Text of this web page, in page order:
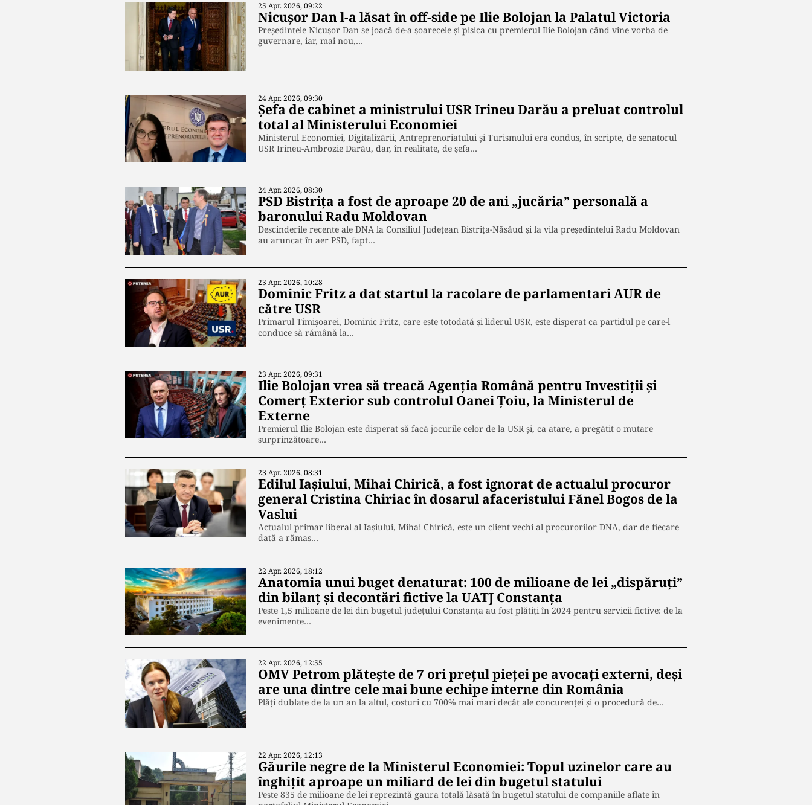
25 Apr. 2026, 09:22
Nicușor Dan l-a lăsat în off-side pe Ilie Bolojan la Palatul Victoria
Președintele Nicușor Dan se joacă de-a șoarecele și pisica cu premierul Ilie Bolojan când vine vorba de
guvernare, iar, mai nou,…
24 Apr. 2026, 09:30
Șefa de cabinet a ministrului USR Irineu Darău a preluat controlul
total al Ministerului Economiei
Ministerul Economiei, Digitalizării, Antreprenoriatului și Turismului era condus, în scripte, de senatorul
USR Irineu-Ambrozie Darău, dar, în realitate, de șefa…
24 Apr. 2026, 08:30
PSD Bistrița a fost de aproape 20 de ani „jucăria” personală a
baronului Radu Moldovan
Descinderile recente ale DNA la Consiliul Județean Bistrița-Năsăud și la vila președintelui Radu Moldovan
au aruncat în aer PSD, fapt…
23 Apr. 2026, 10:28
Dominic Fritz a dat startul la racolare de parlamentari AUR de
către USR
Primarul Timișoarei, Dominic Fritz, care este totodată și liderul USR, este disperat ca partidul pe care-l
conduce să rămână la…
23 Apr. 2026, 09:31
Ilie Bolojan vrea să treacă Agenția Română pentru Investiții și
Comerț Exterior sub controlul Oanei Țoiu, la Ministerul de
Externe
Premierul Ilie Bolojan este disperat să facă jocurile celor de la USR și, ca atare, a pregătit o mutare
surprinzătoare…
23 Apr. 2026, 08:31
Edilul Iașiului, Mihai Chirică, a fost ignorat de actualul procuror
general Cristina Chiriac în dosarul afaceristului Fănel Bogos de la
Vaslui
Actualul primar liberal al Iașiului, Mihai Chirică, este un client vechi al procurorilor DNA, dar de fiecare
dată a rămas…
22 Apr. 2026, 18:12
Anatomia unui buget denaturat: 100 de milioane de lei „dispăruți”
din bilanț și decontări fictive la UATJ Constanța
Peste 1,5 milioane de lei din bugetul județului Constanța au fost plătiți în 2024 pentru servicii fictive: de la
evenimente…
22 Apr. 2026, 12:55
OMV Petrom plătește de 7 ori prețul pieței pe avocați externi, deși
are una dintre cele mai bune echipe interne din România
Plăți dublate de la un an la altul, costuri cu 700% mai mari decât ale concurenței și o procedură de…
22 Apr. 2026, 12:13
Găurile negre de la Ministerul Economiei: Topul uzinelor care au
înghițit aproape un miliard de lei din bugetul statului
Peste 835 de milioane de lei reprezintă gaura totală lăsată în bugetul statului de companiile aflate în